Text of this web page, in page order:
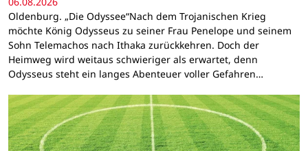
Oldenburg. „Die Odyssee“Nach dem Trojanischen Krieg
möchte König Odysseus zu seiner Frau Penelope und seinem
Sohn Telemachos nach Ithaka zurückkehren. Doch der
Heimweg wird weitaus schwieriger als erwartet, denn
Odysseus steht ein langes Abenteuer voller Gefahren…